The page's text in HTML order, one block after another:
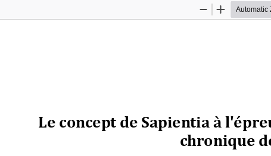
Zoom
Zoom
Le concept de Sapientia à
chronique